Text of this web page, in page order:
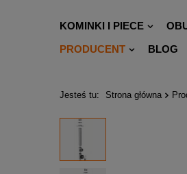
KOMINKI I PIECE
PRODUCENT
BLOG
Jesteś tu: Strona główna